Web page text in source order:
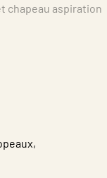
chapeau aspiration